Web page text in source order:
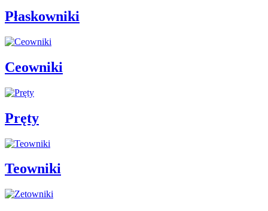
Płaskowniki
Ceowniki
Pręty
Teowniki